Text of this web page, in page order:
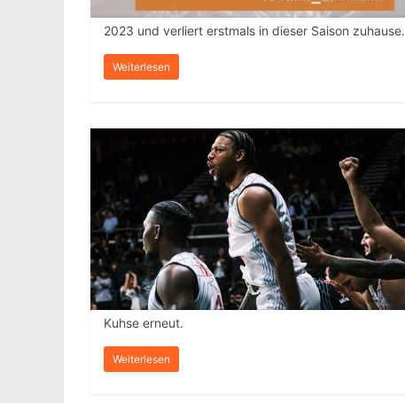
2023 und verliert erstmals in dieser Saison zuhause.
Weiterlesen
Kuhse erneut.
Weiterlesen